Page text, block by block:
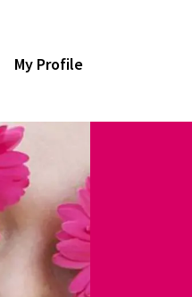
My Profile